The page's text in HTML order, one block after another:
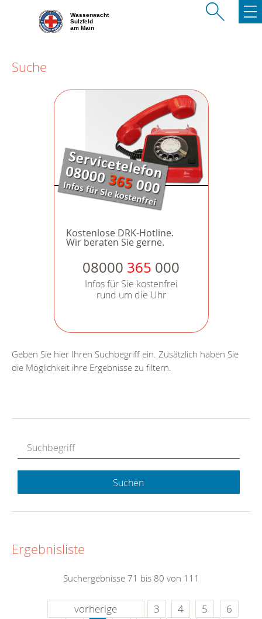
Wasserwacht
Sulzfeld
am Main
Suche
Kostenlose DRK-Hotline.
Wir beraten Sie gerne.
08000 365 000
Infos für Sie kostenfrei
rund um die Uhr
Geben Sie hier Ihren Suchbegriff ein. Zusätzlich haben Sie
die Möglichkeit ihre Ergebnisse zu filtern.
Suchen
Ergebnisliste
Suchergebnisse 71 bis 80 von 111
vorherige 3 4 5
6